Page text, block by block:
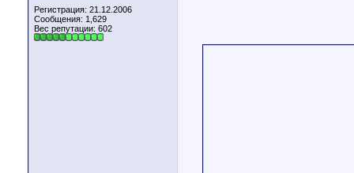
Регистрация: 21.12.2006
Сообщения: 1,629
Вес репутации: 602